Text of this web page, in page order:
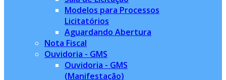
Modelos para Processos
Licitatórios
Aguardando Abertura
Nota Fiscal
Ouvidoria - GMS
Ouvidoria - GMS
(Manifestação)